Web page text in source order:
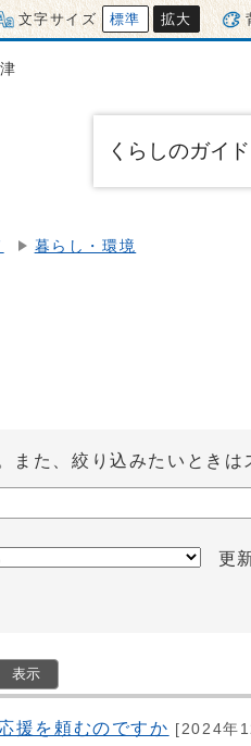
文字サイズ 標準 拡大
くらしのガイド
暮らし・環境
また、絞り込みたいときは
更
援を頼むのですか [2024年